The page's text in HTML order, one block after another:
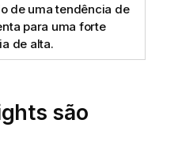
de uma tendência de
para uma forte
de alta.
são